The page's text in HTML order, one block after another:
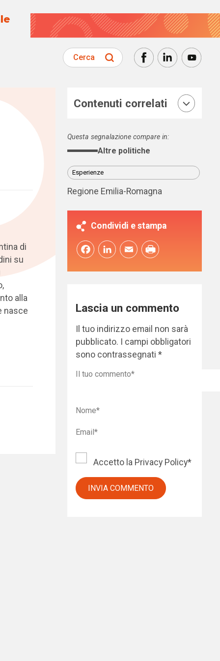
Cerca
di
su
alla
nasce
Contenuti correlati
Questa segnalazione compare in:
Altre politiche
Esperienze
Regione Emilia-Romagna
Condividi e stampa
FacebookLinkedInEmail
Lascia un commento
Il tuo indirizzo email non sarà
pubblicato. I campi obbligatori
sono contrassegnati*
Accetto la Privacy Policy*